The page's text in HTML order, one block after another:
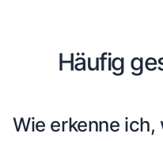
Häufig
Wie erkenne